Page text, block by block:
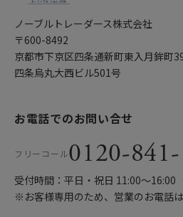
ノーブルトレーダース株式会社
〒600-8492
京都市下京区四条通新町東入月鉾町
四条烏丸大西ビル501号
お電話でのお問い合せ
フリーコール0120-
受付時間：平日・祝日 11:00〜16:00
※お客様専用のため、営業のお電話